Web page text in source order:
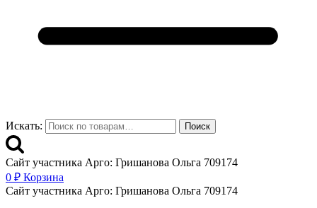
Искать: Поиск
Сайт участника Арго: Гришанова Ольга 709174
0 ₽ Корзина
Сайт участника Арго: Гришанова Ольга 709174